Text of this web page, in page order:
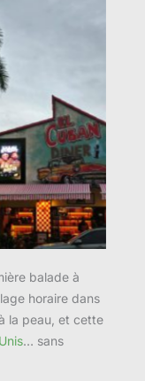
légende
balade à
horaire dans
la peau, et cette
… sans